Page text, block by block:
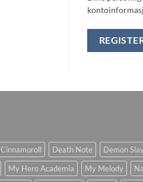
Cinnamoroll Death Note Demon
My Hero Academia My Melody